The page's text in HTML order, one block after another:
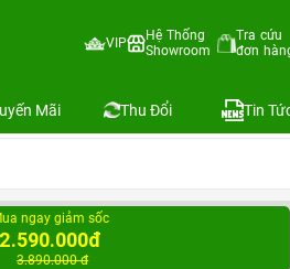
VIP
Hệ Thống
Showroom
Tra cứu
đơn
Mãi Thu Đổi Tin
ngay giảm sốc
2.590.000đ
3.890.000 đ